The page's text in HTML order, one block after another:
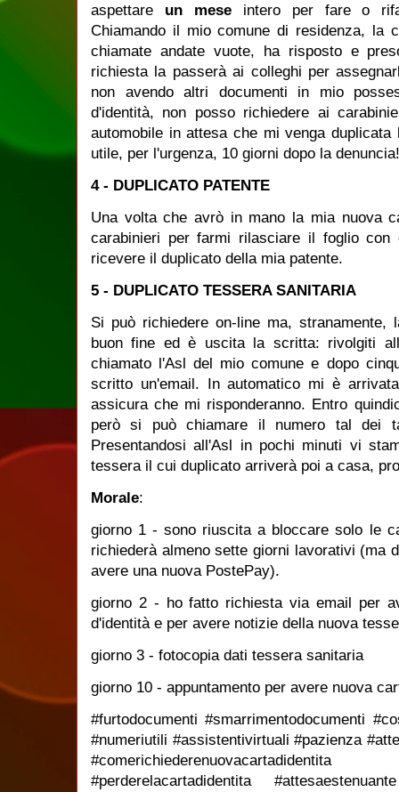
aspettare un mese intero per fare o
Chiamando il mio comune di residenza, la
chiamate andate vuote, ha risposto e
richiesta la passerà ai colleghi per
non avendo altri documenti in mio
d'identità, non posso richiedere ai
automobile in attesa che mi venga duplicata
utile, per l'urgenza, 10 giorni dopo la denuncia!
4 - DUPLICATO PATENTE
Una volta che avrò in mano la mia nuova
carabinieri per farmi rilasciare il foglio
ricevere il duplicato della mia patente.
5 - DUPLICATO TESSERA SANITARIA
Si può richiedere on-line ma,
buon fine ed è uscita la scritta: rivolgiti
chiamato l'Asl del mio comune e dopo
scritto un'email. In automatico mi è
assicura che mi risponderanno. Entro
però si può chiamare il numero tal dei
Presentandosi all'Asl in pochi minuti vi
tessera il cui duplicato arriverà poi a casa,
Morale:
giorno 1 - sono riuscita a bloccare solo le
richiederà almeno sette giorni lavorativi (ma
avere una nuova PostePay).
giorno 2 - ho fatto richiesta via email per
d'identità e per avere notizie della nuova
giorno 3 - fotocopia dati tessera sanitaria
giorno 10 - appuntamento per avere nuova
#furtodocumenti #smarrimentodocumenti
#numeriutili #assistentivirtuali #pazienza
#perderelacartadidentita